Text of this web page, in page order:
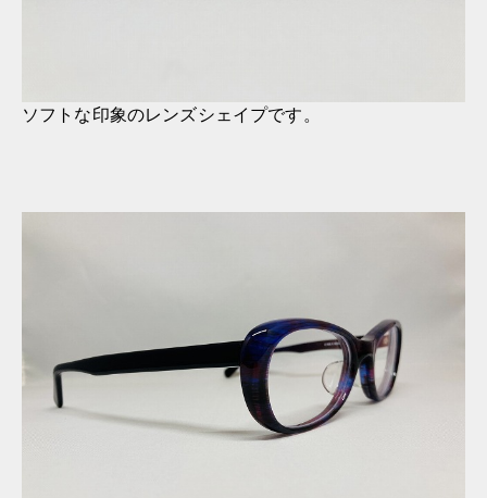
ソフトな印象のレンズシェイプです。